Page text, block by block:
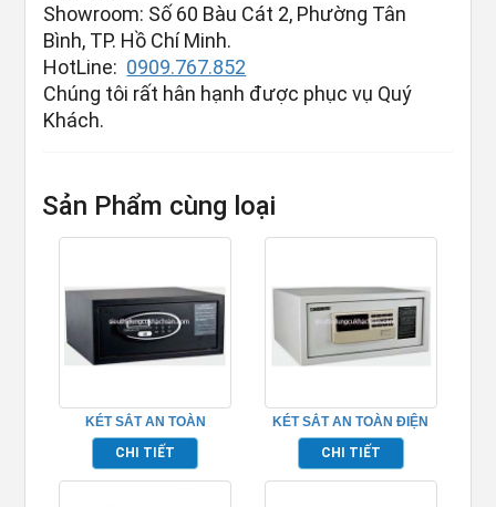
Showroom: Số 60 Bàu Cát 2, Phường Tân
Bình, TP. Hồ Chí Minh.
HotLine: 0909.767.852
Chúng tôi rất hân hạnh được phục vụ Quý
Khách.
Sản Phẩm cùng loại
KÉT SẮT AN TOÀN
TP695018
CHI TIẾT
KÉT SẮT AN TOÀN ĐIỆN
TỬ TP695019
CHI TIẾT